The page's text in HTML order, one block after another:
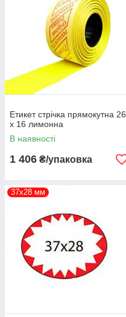
Етикет стрічка прямокутна 26
х 16 лимонна
В наявності
1 406 ₴/упаковка
37х28 мм